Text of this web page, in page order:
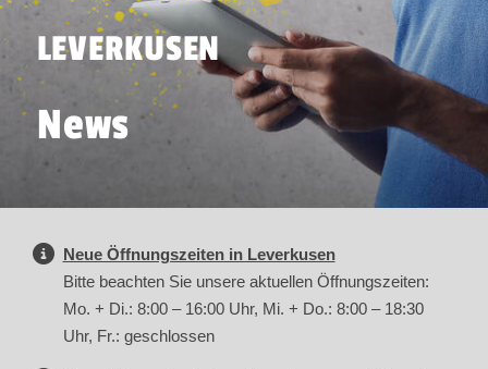
LEVERKUSEN
News
Neue Öffnungszeiten in Leverkusen
Bitte beachten Sie unsere aktuellen Öffnungszeiten:
Mo. + Di.: 8:00 – 16:00 Uhr, Mi. + Do.: 8:00 – 18:30
Uhr, Fr.: geschlossen